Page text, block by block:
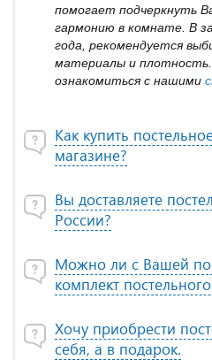
помогает подчеркнуть
гармонию в комнате. В
года, рекомендуется
материалы и
ознакомиться с нашими
Как купить
магазине?
Вы доставляете
России?
Можно ли с Вашей
комплект
Хочу приобрести
себя, а в подарок.